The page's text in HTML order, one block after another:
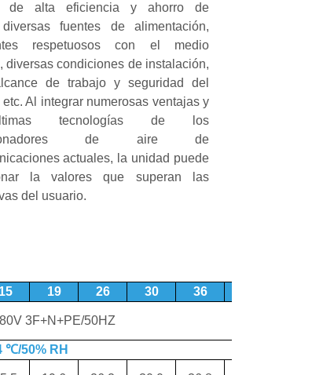
de alta eficiencia y ahorro de
fuentes de alimentación,
respetuosos con el medio
diversas condiciones de instalación,
de trabajo y seguridad del
etc. Al integrar numerosas ventajas y
tecnologías de los
de aire de
actuales, la unidad puede
la valores que superan las
del usuario.
15 19 26 30 36
3F+N+PE/50HZ
℃/50% RH